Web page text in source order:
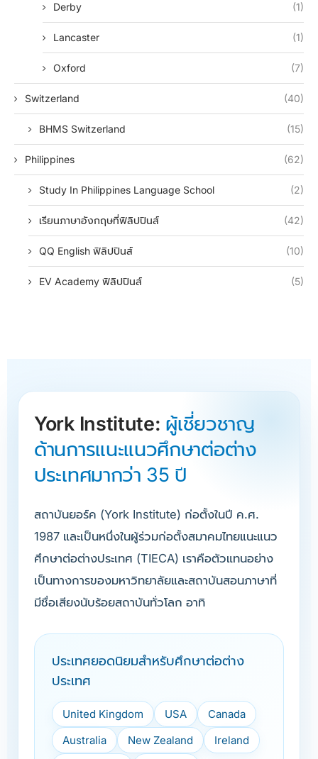
Derby (1)
Lancaster (1)
Oxford (7)
Switzerland (40)
BHMS Switzerland (15)
Philippines (62)
Study In Philippines Language School (2)
เรียนภาษาอังกฤษที่ฟิลิปปินส์ (42)
QQ English ฟิลิปปินส์ (10)
EV Academy ฟิลิปปินส์ (5)
York Institute: ผู้เชี่ยวชาญ
ด้านการแนะแนวศึกษาต่อต่าง
ประเทศมากว่า 35 ปี
สถาบันยอร์ค (York Institute) ก่อตั้งในปี ค.ศ.
1987 และเป็นหนึ่งในผู้ร่วมก่อตั้งสมาคมไทยแนะแนว
ศึกษาต่อต่างประเทศ (TIECA) เราคือตัวแทนอย่าง
เป็นทางการของมหาวิทยาลัยและสถาบันสอนภาษาที่
มีชื่อเสียงนับร้อยสถาบันทั่วโลก อาทิ
ประเทศยอดนิยมสำหรับศึกษาต่อต่าง
ประเทศ
United Kingdom USA
Canada
Australia
New Zealand
Ireland